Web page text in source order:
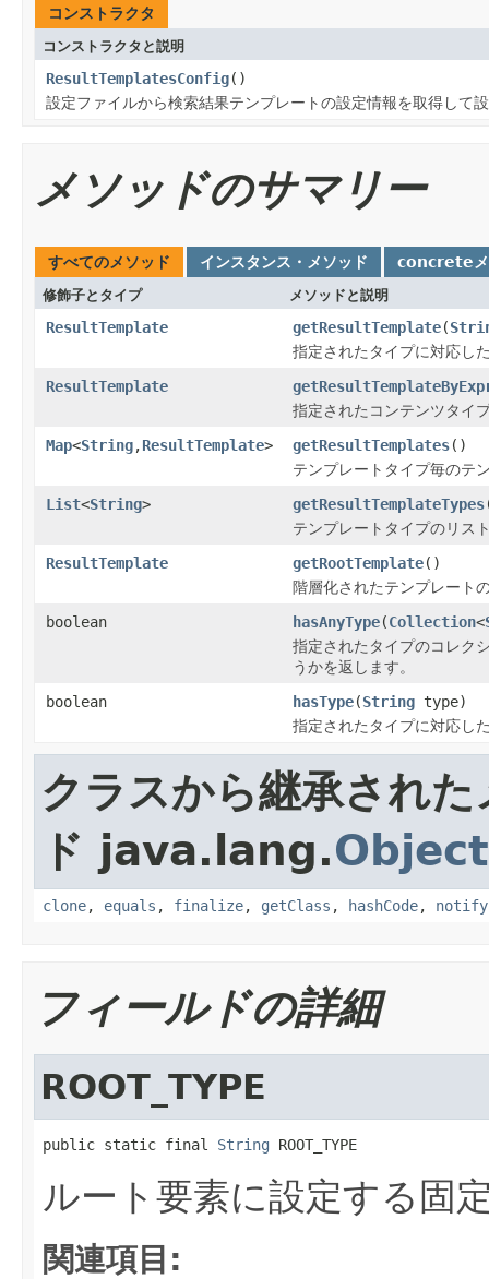
コンストラクタ
コンストラクタと説明
ResultTemplatesConfig()
設定ファイルから検索結果テンプレートの設定情報を取得して
メソッドのサマリー
すべてのメソッド インスタンス・メソッド concreteメ
修飾子とタイプ メソッドと説明
ResultTemplate getResultTemplate(
指定されたタイプに対応し
ResultTemplate
指定されたコンテンツタイ
Map<String,ResultTemplate> getResultTemplates()
テンプレートタイプ毎のテ
List<String> getResultTemplateTypes
テンプレートタイプのリス
ResultTemplate
getRootTemplate()
階層化されたテンプレート
boolean
hasAnyType(Collection<
指定されたタイプのコレク
うかを返します。
boolean
hasType(String type)
指定されたタイプに対応し
クラスから継承された
ド java.lang.Object
clone, equals , finalize, getClass , hashCode, notify
フィールドの詳細
ROOT_TYPE
public static final String ROOT_TYPE
ルート要素に設定する固
関連項目: